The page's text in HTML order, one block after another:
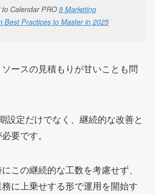
to Calendar PRO 8 Marketing
Best Practices to Master in 2025
ースの見積もりが甘いことも問
設定だけでなく、継続的な改善と
要です。
この継続的な工数を考慮せず、
に上乗せする形で運用を開始す